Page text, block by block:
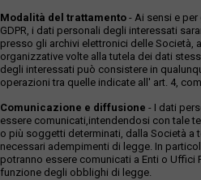
Modalità del trattamento - Ai sensi e
GDPR, i dati personali degli interessati
presso gli archivi elettronici delle Società,
organizzative volte alla tutela dei dati
degli interessati può consistere in
operazioni tra quelle indicate all' art. 4,
Comunicazione e diffusione - I dati
essere comunicati,intendendosi con tale
o più soggetti determinati, dalla Società a
necessari adempimenti di legge. In
potranno essere comunicati a Enti o
funzione degli obblighi di legge.